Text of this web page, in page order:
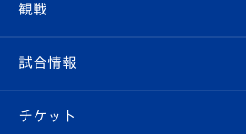
クラブ
試合情報
クラブ概要
観戦
観戦ルール
試合情報
試合日程/結果
チケット